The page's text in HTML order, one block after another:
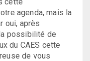
agenda, mais la
oui, après
possibilité de
du CAES cette
de vous